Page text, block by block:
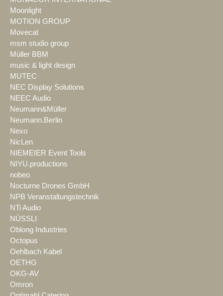
Moonlight
MOTION GROUP
Movecat
msm studio group
Müller BBM
music & light design
MUTEC
NEC Display Solutions
NEEC Audio
Neumann&Müller
Neumann.Berlin
Nexo
NicLen
NIEMEIER Event Tools
NIYU.productions
nobeo
Nocturne Drones GmbH
NPB Veranstaltungstechnik
NTi Audio
NÜSSLI
Oblong Industries
Octopus
Oehlbach Kabel
OETHG
OKG-AV
Omron